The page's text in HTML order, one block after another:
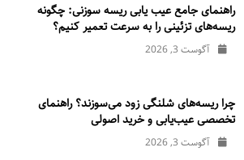
راهنمای جامع عیب یابی ریسه سوزنی: چگونه
ریسه‌های تزئینی را به سرعت تعمیر کنیم؟
آگوست 3, 2026
چرا ریسه‌های شلنگی زود می‌سوزند؟ راهنمای
تخصصی عیب‌یابی و خرید اصولی
آگوست 3, 2026